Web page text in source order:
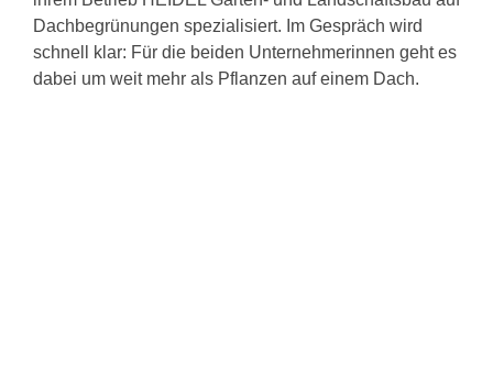
Dachbegrünungen spezialisiert. Im Gespräch wird
schnell klar: Für die beiden Unternehmerinnen geht es
dabei um weit mehr als Pflanzen auf einem Dach.